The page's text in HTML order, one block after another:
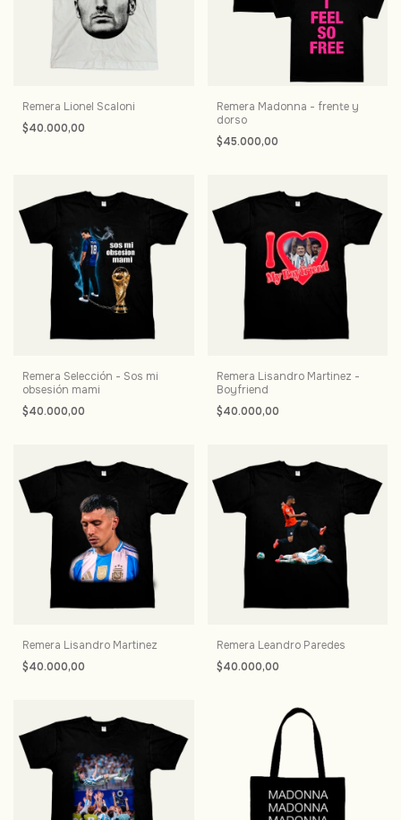
Remera Lionel Scaloni
$40.000,00
Remera Madonna - frente y
dorso
$45.000,00
Remera Selección - Sos mi
obsesión mami
$40.000,00
Remera Lisandro Martinez -
Boyfriend
$40.000,00
Remera Lisandro Martinez
$40.000,00
Remera Leandro Paredes
$40.000,00